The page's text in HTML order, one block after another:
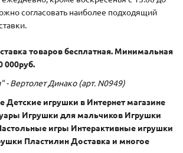
согласовать наиболее подходящий
товаров бесплатная. Минимальная
000руб.
Вертолет Динако (арт. N0949)
Детские игрушки в Интернет магазине
Игрушки для мальчиков Игрушки
игры Интерактивные игрушки
Пластилин Доставка и многое